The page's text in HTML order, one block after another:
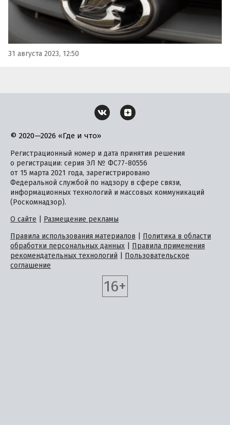
31 августа 2023, 12:50
© 2020—2026 «Где и что»
Регистрационный номер и дата принятия решения
о регистрации: серия ЭЛ № ФС77-80556
от 15 марта 2021 года, зарегистрировано
Федеральной службой по надзору в сфере связи,
информационных технологий и массовых коммуникаций
(Роскомнадзор).
О сайте
Размещение рекламы
Правила использования материалов
Политика в области
обработки персональных данных
Правила применения
рекомендательных технологий
Пользовательское
соглашение
16+